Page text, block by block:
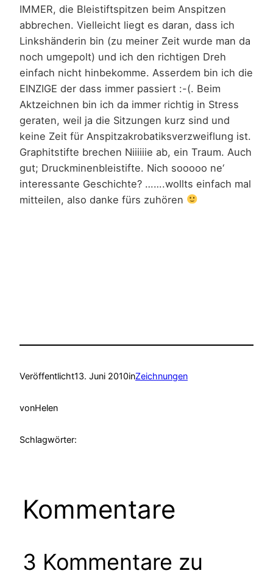
IMMER, die Bleistiftspitzen beim Anspitzen
abbrechen. Vielleicht liegt es daran, dass ich
Linkshänderin bin (zu meiner Zeit wurde man da
noch umgepolt) und ich den richtigen Dreh
einfach nicht hinbekomme. Asserdem bin ich die
EINZIGE der dass immer passiert :-(. Beim
Aktzeichnen bin ich da immer richtig in Stress
geraten, weil ja die Sitzungen kurz sind und
keine Zeit für Anspitzakrobatiksverzweiflung ist.
Graphitstifte brechen Niiiiiie ab, ein Traum. Auch
gut; Druckminenbleistifte. Nich sooooo ne‘
interessante Geschichte? …….wollts einfach mal
mitteilen, also danke fürs zuhören
Veröffentlicht13. Juni 2010inZeichnungen
vonHelen
Schlagwörter:
Kommentare
3 Kommentare zu